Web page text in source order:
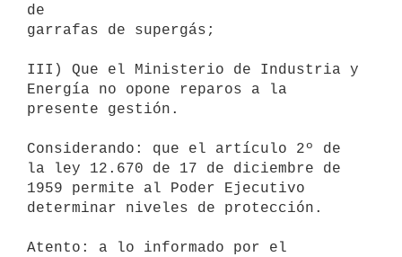
de
garrafas de supergás;
III) Que el Ministerio de Industria y
Energía no opone reparos a la
presente gestión.
Considerando: que el artículo 2º de
la ley 12.670 de 17 de diciembre de
1959 permite al Poder Ejecutivo
determinar niveles de protección.
Atento: a lo informado por el